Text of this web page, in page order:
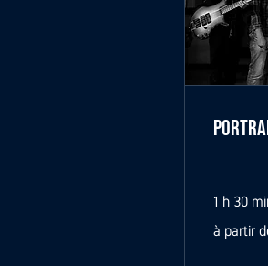
1 h 30
partir
à partir